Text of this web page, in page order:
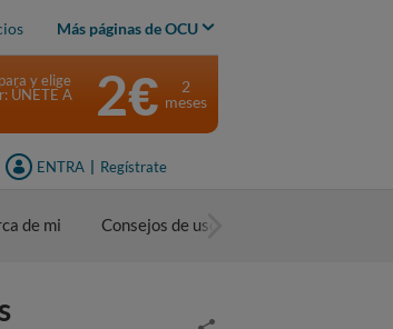
Más páginas de OCU
ENTRA Regístrate
y elige
ÚNETE A
2€
2
meses
de mi Consejos de uso